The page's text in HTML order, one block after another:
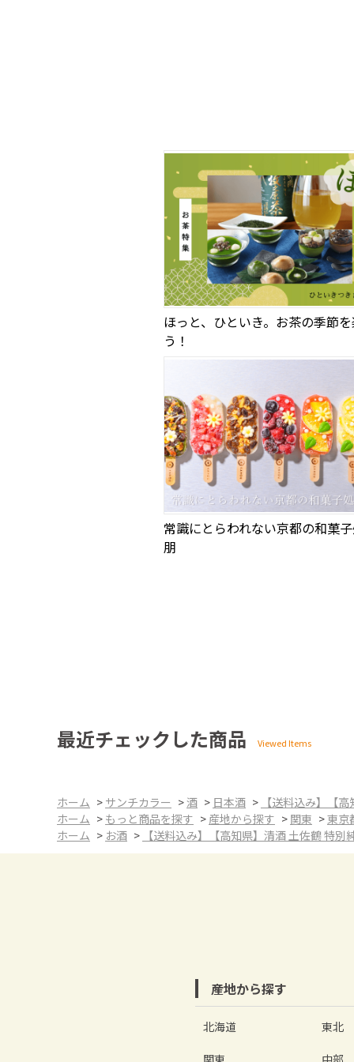
ほっと、ひといき。お茶の季節
う！
常識にとらわれない京都の和菓
朋
最近チェックした商品
ホーム > サンチカラー >酒 > 日本酒 > 【送料込み】【
ホーム > もっと商品を探す > 産地から探す > 関東 >東京
ホーム > お酒 > 【送料込み】【高知県】清酒 土佐鶴 特
産地から探す
北海道 東北
関東 中部